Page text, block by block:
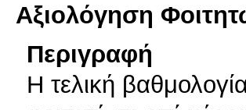
Αξιολόγηση
Περιγραφή
Η τελική